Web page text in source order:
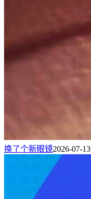
换了个新眼镜2026-07-13